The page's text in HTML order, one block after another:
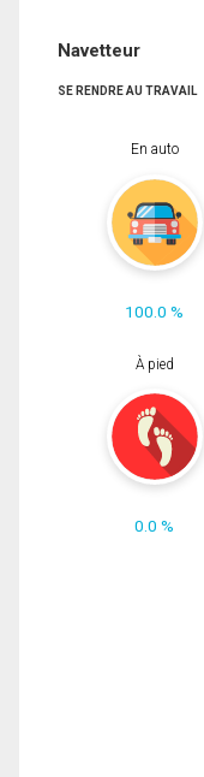
Navetteur
SE RENDRE AU TRAVAIL
En auto
100.0 %
À pied
0.0 %